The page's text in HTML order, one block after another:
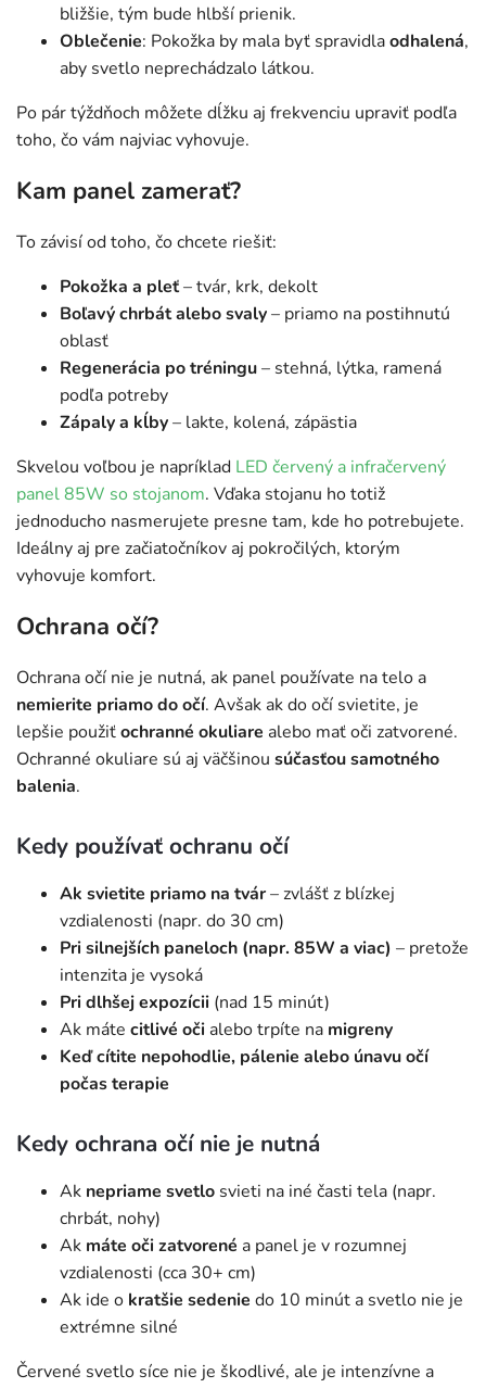
bližšie, tým bude hlbší prienik.
Oblečenie: Pokožka by mala byť spravidlaodhalená,
aby svetlo neprechádzalo látkou.
Po pár týždňoch môžete dĺžku aj frekvenciu upraviť podľa
toho, čo vám najviac vyhovuje.
Kam panel zamerať?
To závisí od toho, čo chcete riešiť:
Pokožka a pleť– tvár, krk, dekolt
Boľavý chrbát alebo svaly– priamo na postihnutú
oblasť
Regenerácia po tréningu– stehná, lýtka, ramená
podľa potreby
Zápaly a kĺby– lakte, kolená, zápästia
Skvelou voľbou je napríklad LED červený a infračervený
panel 85W so stojanom. Vďaka stojanu ho totiž
jednoducho nasmerujete presne tam, kde ho potrebujete.
Ideálny aj pre začiatočníkov aj pokročilých, ktorým
vyhovuje komfort.
Ochrana očí?
Ochrana očí nie je nutná, ak panel používate na telo a
nemierite priamo do očí. Avšak ak do očí svietite, je
lepšie použiťochranné okuliare alebo mať oči zatvorené.
Ochranné okuliare sú aj väčšinou súčasťou samotného
balenia.
Kedy používať ochranu očí
Ak svietite priamo na tvár– zvlášť z blízkej
vzdialenosti (napr. do 30 cm)
Pri silnejších paneloch (napr. 85W a viac) – pretože
intenzita je vysoká
Pri dlhšej expozícii (nad 15 minút)
Ak máte citlivé oči alebo trpíte na migreny
Keď cítite nepohodlie, pálenie alebo únavu očí
počas terapie
Kedy ochrana očí nie je nutná
Ak nepriame svetlo svieti na iné časti tela (napr.
chrbát, nohy)
Ak máte oči zatvorené a panel je v rozumnej
vzdialenosti (cca 30+ cm)
Ak ide o kratšie sedenie do 10 minút a svetlo nie je
extrémne silné
Červené svetlo síce nie je škodlivé, ale je intenzívne a